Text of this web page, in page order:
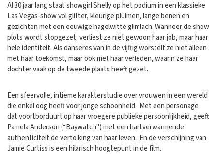
Al 30 jaar lang staat showgirl Shelly op het podium in een klassieke
Las Vegas-show vol glitter, kleurige pluimen, lange benen en
gezichten met een eeuwige hagelwitte glimlach. Wanneer de show
plots wordt stopgezet, verliest ze niet gewoon haar job, maar haar
hele identiteit. Als danseres van in de vijftig worstelt ze niet alleen
met haar toekomst, maar ook met haar verleden, waarin ze haar
dochter vaak op de tweede plaats heeft gezet.
Een sfeervolle, intieme karakterstudie over vrouwen in een wereld
die enkel oog heeft voor jonge schoonheid. Met een personage
dat voortborduurt op haar vroegere publieke persoonlijkheid, geeft
Pamela Anderson (“Baywatch") met een hartverwarmende
authenticiteit de vertolking van haar leven. En de verschijning van
Jamie Curtiss is een hilarisch hoogtepunt in de film.